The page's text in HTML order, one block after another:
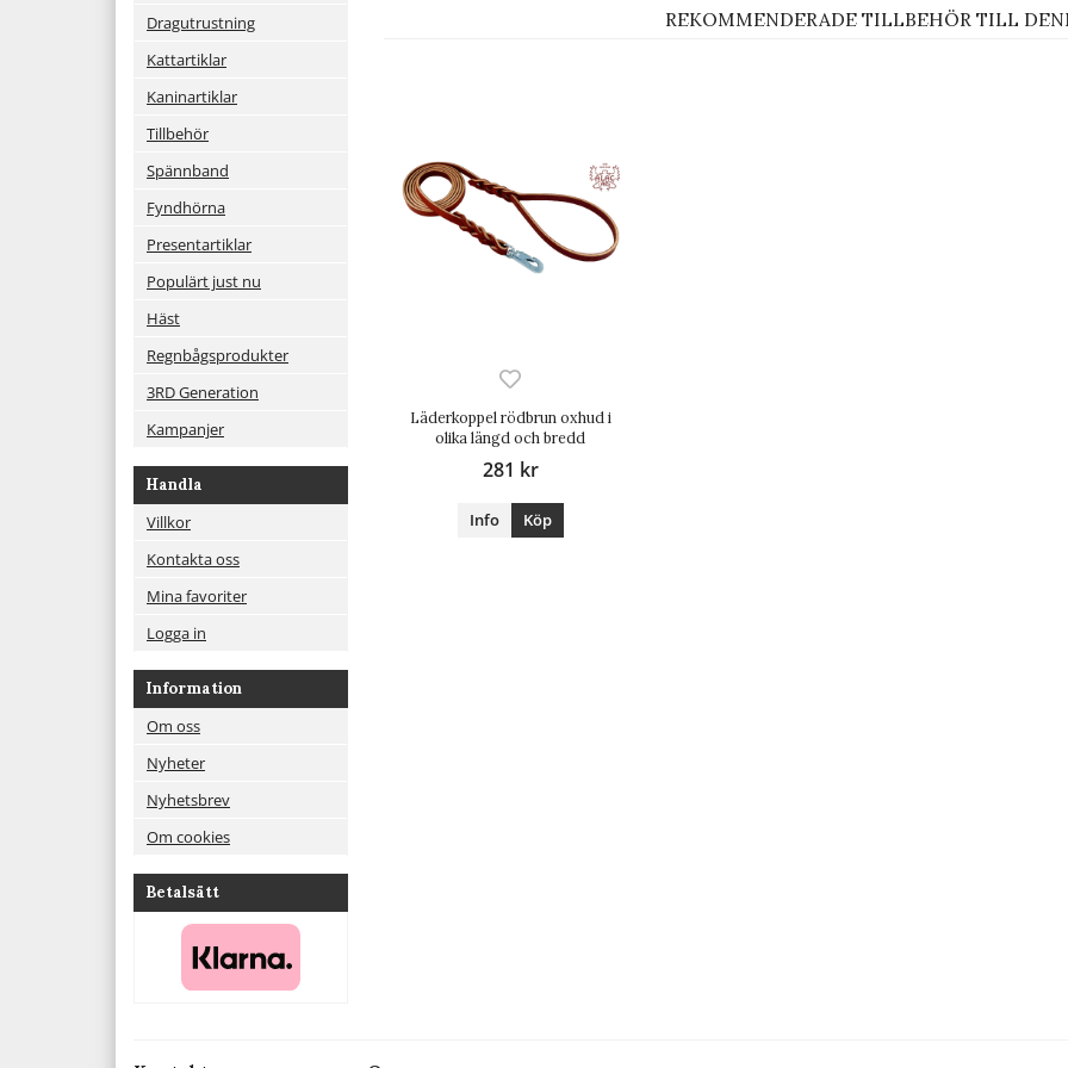
Dragutrustning
Kattartiklar
Kaninartiklar
Tillbehör
Spännband
Fyndhörna
Presentartiklar
Populärt just nu
Häst
Regnbågsprodukter
3RD Generation
Kampanjer
Handla
Villkor
Kontakta oss
Mina favoriter
Logga in
Information
Om oss
Nyheter
Nyhetsbrev
Om cookies
Betalsätt
REKOMMENDERADE TILLBEHÖR TILL
Läderkoppel rödbrun oxhud i
olika längd och bredd
281 kr
Info Köp